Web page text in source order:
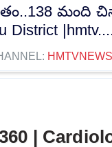
మంది
District
HMTVNEWS
|